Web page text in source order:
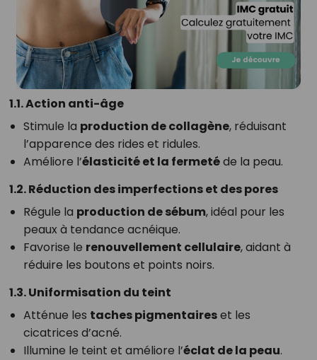
1.1. Action anti-âge
Stimule la production de collagène, réduisant
l’apparence des rides et ridules.
Améliore l’élasticité et la fermetéde la peau.
1.2. Réduction des imperfections et des pores
Régule la production de sébum, idéal pour les
peaux à tendance acnéique.
Favorise le renouvellement cellulaire, aidant à
réduire les boutons et points noirs.
1.3. Uniformisation du teint
Atténue les taches pigmentaireset les
cicatrices d’acné.
Illumine le teint et améliore l’éclat de la peau.